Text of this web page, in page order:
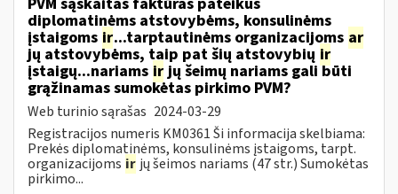
diplomatinėms atstovybėms, konsulinėms
įstaigoms ir...tarptautinėms organizacijoms ar
jų atstovybėms, taip pat šių atstovybių ir
įstaigų...nariams irjų šeimų nariams gali būti
grąžinamas sumokėtas pirkimo PVM?
Web turinio sąrašas 2024-03-29
Registracijos numeris KM0361 Ši informacija skelbiama:
Prekės diplomatinėms, konsulinėms įstaigoms, tarpt.
organizacijoms ir jų šeimos nariams (47 str.) Sumokėtas
pirkimo...